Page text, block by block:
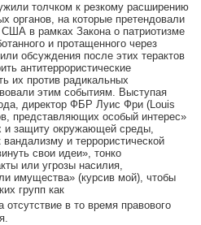
толчком к резкому расширению
органов, на которые претендовали
в рамках Закона о патриотизме
и протащенного через
обсуждения после этих терактов
антитеррористические
их против радикальных
этим событиям. Выступая
директор ФБР Луис Фри (Louis
представляющих особый интерес»
и защиту окружающей среды,
и террористической
свои идеи», тонко
или угрозы насилия,
имущества» (курсив мой), чтобы
групп как
отсутствие в то время правового